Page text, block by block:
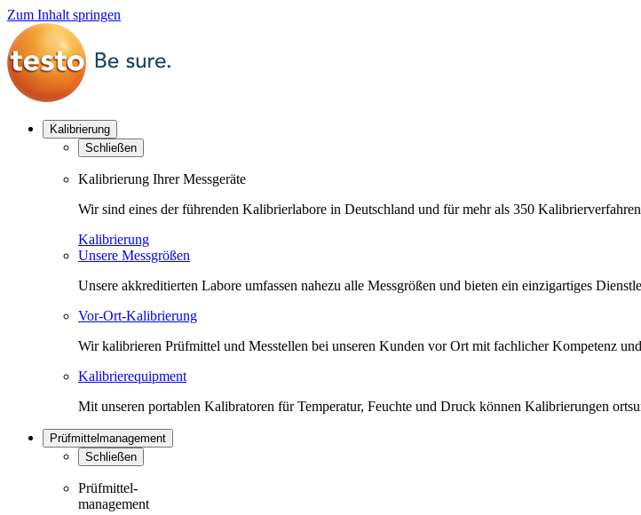
Zum Inhalt springen
Kalibrierung
Schließen
Kalibrierung Ihrer Messgeräte
Wir sind eines der führenden Kalibrierlabore in Deutschland und für mehr als 350
Kalibrierung
Unsere Messgrößen
Unsere akkreditierten Labore umfassen nahezu alle Messgrößen und bieten ein einzigartiges
Vor-Ort-Kalibrierung
Wir kalibrieren Prüfmittel und Messtellen bei unseren Kunden vor Ort mit fachlicher Kompetenz
Kalibrierequipment
Mit unseren portablen Kalibratoren für Temperatur, Feuchte und Druck können Kalibrierungen
Prüfmittelmanagement
Schließen
Prüfmittel-
management